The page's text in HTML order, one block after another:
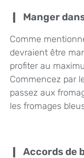
Manger
Comme
devraient être
profiter au
Commencez par
passez aux
les fromages
Accords de